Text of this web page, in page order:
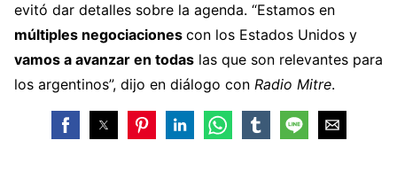
evitó dar detalles sobre la agenda. “Estamos en
múltiples negociaciones con los Estados Unidos y
vamos a avanzar en todas las que son relevantes para
los argentinos”, dijo en diálogo con Radio Mitre.